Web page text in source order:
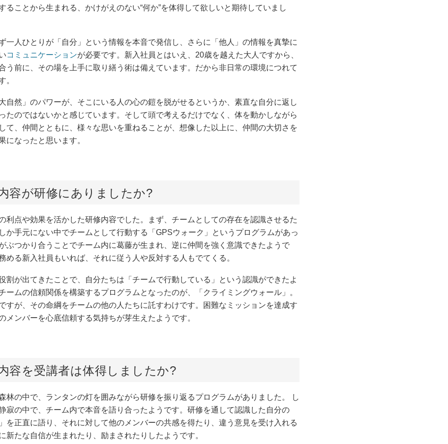
ることから生まれる、かけがえのない“何か”を体得して欲しいと期待していまし
一人ひとりが「自分」という情報を本音で発信し、さらに「他人」の情報を真摯に
コミュニケーションが必要です。新入社員とはいえ、20歳を越えた大人ですから、
う前に、その場を上手に取り繕う術は備えています。だから非日常の環境につれて
。
自然」のパワーが、そこにいる人の心の鎧を脱がせるというか、素直な自分に返し
たのではないかと感じています。そして頭で考えるだけでなく、体を動かしながら
て、仲間とともに、様々な思いを重ねることが、想像した以上に、仲間の大切さを
になったと思います。
容が研修にありましたか?
利点や効果を活かした研修内容でした。まず、チームとしての存在を認識させるた
か手元にない中でチームとして行動する「GPSウォーク」というプログラムがあっ
ぶつかり合うことでチーム内に葛藤が生まれ、逆に仲間を強く意識できたようで
める新入社員もいれば、それに従う人や反対する人もでてくる。
割が出てきたことで、自分たちは「チームで行動している」という認識ができたよ
ームの信頼関係を構築するプログラムとなったのが、「クライミングウォール」。
すが、その命綱をチームの他の人たちに託すわけです。困難なミッションを達成す
メンバーを心底信頼する気持ちが芽生えたようです。
容を受講者は体得しましたか?
林の中で、ランタンの灯を囲みながら研修を振り返るプログラムがありました。 し
寂の中で、チーム内で本音を語り合ったようです。研修を通して認識した自分の
を正直に語り、それに対して他のメンバーの共感を得たり、違う意見を受け入れる
新たな自信が生まれたり、励まされたりしたようです。